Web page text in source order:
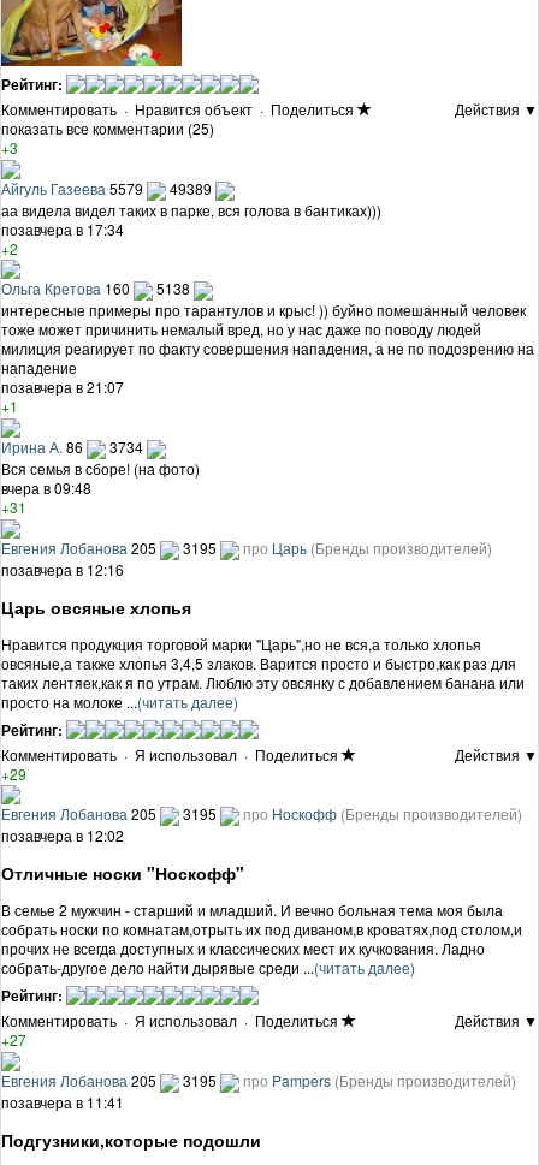
Рейтинг:
Комментировать · Нравится объект · Поделиться
Действия ▼
показать все комментарии (25)
+3
Айгуль Газеева 5579
49389
аа видела видел таких в парке, вся голова в бантиках)))
позавчера в 17:34
+2
Ольга Кретова 160
5138
интересные примеры про тарантулов и крыс! )) буйно помешанный человек
тоже может причинить немалый вред, но у нас даже по поводу людей
милиция реагирует по факту совершения нападения, а не по подозрению на
нападение
позавчера в 21:07
+1
Ирина А. 86
3734
Вся семья в сборе! (на фото)
вчера в 09:48
+31
Евгения Лобанова 205 3195 про Царь (Бренды производителей)
позавчера в 12:16
Царь овсяные хлопья
Нравится продукция торговой марки "Царь",но не вся,а только хлопья
овсяные,а также хлопья 3,4,5 злаков. Варится просто и быстро,как раз для
таких лентяек,как я по утрам. Люблю эту овсянку с добавлением банана или
просто на молоке ...(читать далее)
Рейтинг:
Комментировать · Я использовал · Поделиться
Действия ▼
+29
Евгения Лобанова205 3195 про Носкофф (Бренды производителей)
позавчера в 12:02
Отличные носки "Носкофф"
В семье 2 мужчин - старший и младший. И вечно больная тема моя была
собрать носки по комнатам,отрыть их под диваном,в кроватях,под столом,и
прочих не всегда доступных и классических мест их кучкования. Ладно
собрать-другое дело найти дырявые среди ...(читать далее)
Рейтинг:
Комментировать · Я использовал · Поделиться
Действия ▼
+27
Евгения Лобанова 205 3195 про Pampers (Бренды производителей)
позавчера в 11:41
Подгузники,которые подошли